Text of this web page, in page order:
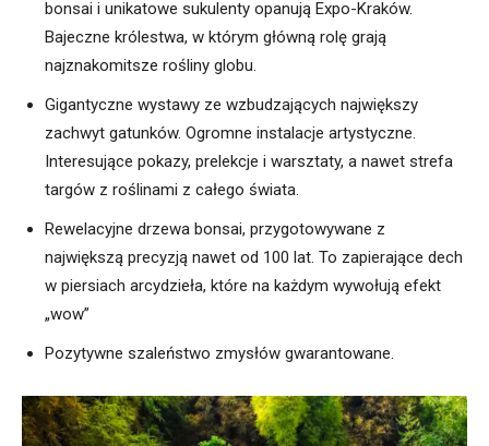
bonsai i unikatowe sukulenty opanują Expo-Kraków.
Bajeczne królestwa, w którym główną rolę grają
najznakomitsze rośliny globu.
Gigantyczne wystawy ze wzbudzających największy
zachwyt gatunków. Ogromne instalacje artystyczne.
Interesujące pokazy, prelekcje i warsztaty, a nawet strefa
targów z roślinami z całego świata.
Rewelacyjne drzewa bonsai, przygotowywane z
największą precyzją nawet od 100 lat. To zapierające dech
w piersiach arcydzieła, które na każdym wywołują efekt
„wow”
Pozytywne szaleństwo zmysłów gwarantowane.